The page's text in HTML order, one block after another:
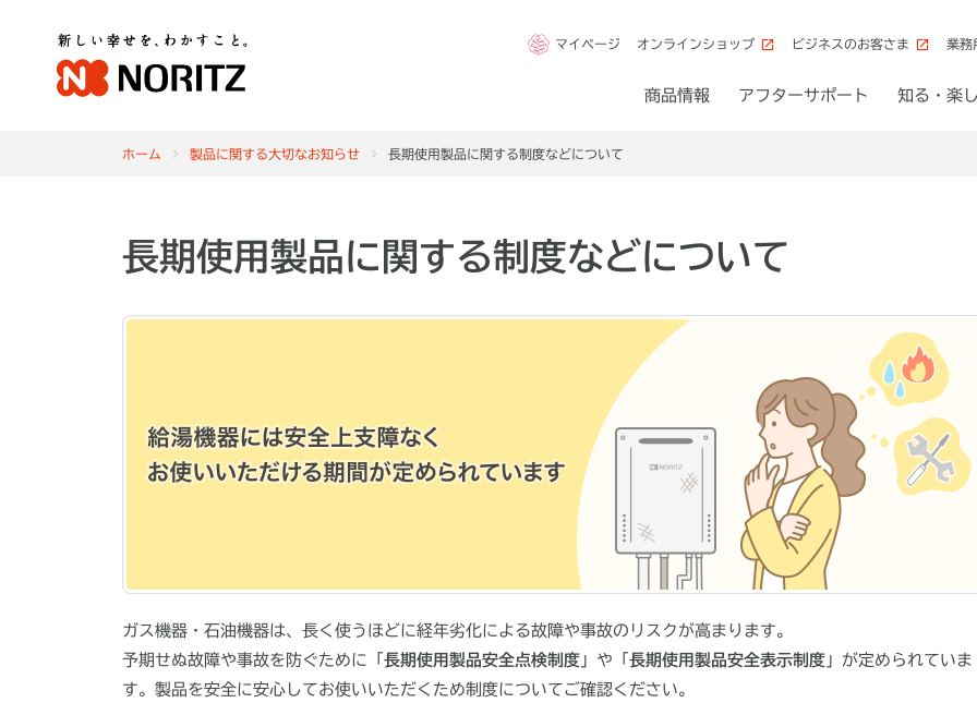
マイページ オンラインショップ ビジネスのお客さま 業務
商品情報 アフターサポート 知る・楽
ホーム 製品に関する大切なお知らせ 長期使用製品に関する制度などについて
長期使用製品に関する制度などについて
ガス機器・石油機器は、長く使うほどに経年劣化による故障や事故のリスクが高まります。
予期せぬ故障や事故を防ぐために「 長期使用製品安全点検制度 」や「 長期使用製品安全表示制度 」が定められていま
す。製品を安全に安心してお使いいただくため制度についてご確認ください。